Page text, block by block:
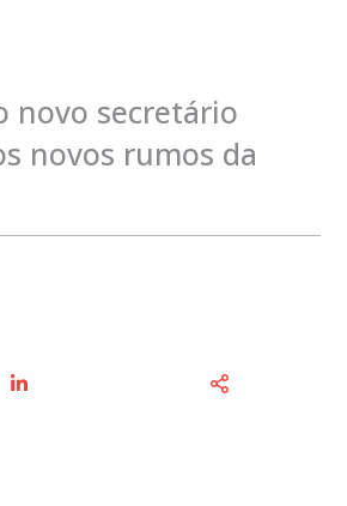
novo secretário
novos rumos da